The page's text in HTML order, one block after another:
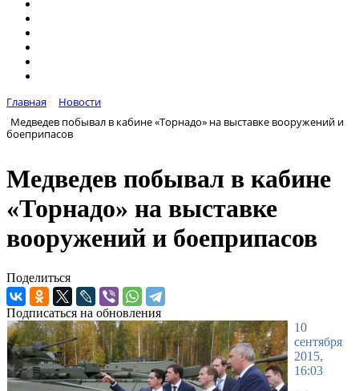
Главная
Новости
Медведев побывал в кабине «Торнадо» на выставке вооружений и
боеприпасов
Медведев побывал в кабине
«Торнадо» на выставке
вооружений и боеприпасов
Поделиться
Подписаться на обновления
10
сентября
2015,
16:03